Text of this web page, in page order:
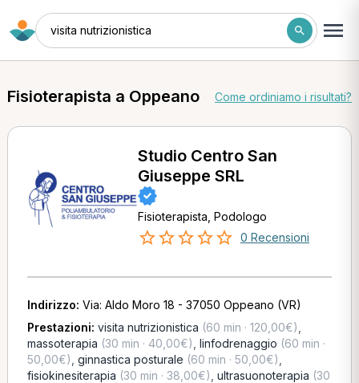
visita nutrizionistica
Fisioterapista a Oppeano Come ordiniamo i risultati?
Studio Centro San
Giuseppe SRL
Fisioterapista, Podologo
0 Recensioni
Indirizzo: Via: Aldo Moro 18 - 37050 Oppeano (VR)
Prestazioni: visita nutrizionistica (60 min · 120,00€)
massoterapia (30 min · 40,00€) linfodrenaggio (60 min ·
50,00€) ginnastica posturale (60 min · 50,00€)
fisiokinesiterapia (30 min · 38,00€) ultrasuonoterapia (30